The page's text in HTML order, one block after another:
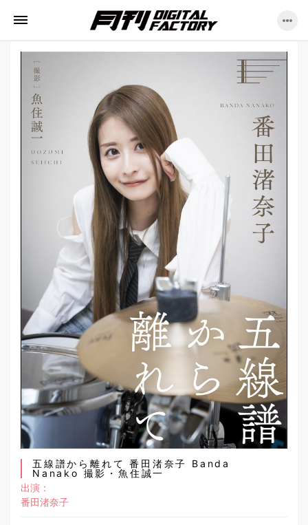
五線譜から離れて 番田渚奈子 Banda
Nanako 撮影・魚住誠一
出演：
番田渚奈子